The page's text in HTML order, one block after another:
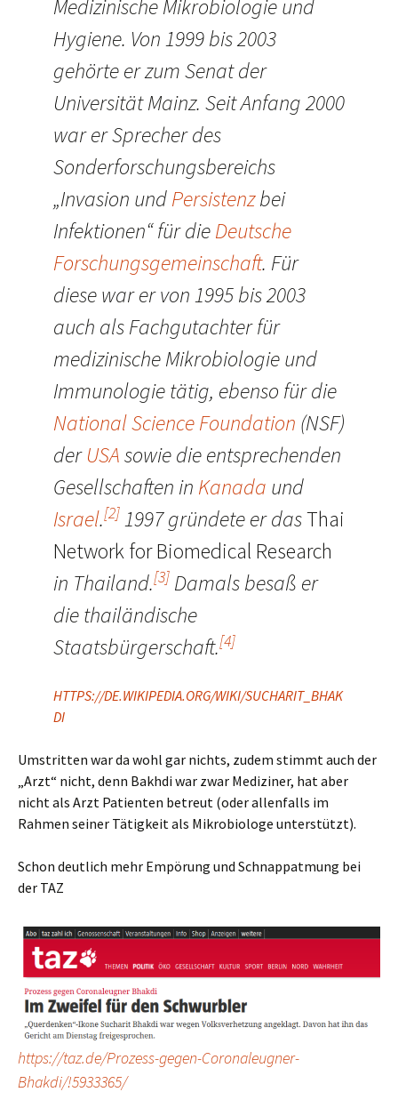
Medizinische Mikrobiologie und
Hygiene. Von 1999 bis 2003
gehörte er zum Senat der
Universität Mainz. Seit Anfang 2000
war er Sprecher des
Sonderforschungsbereichs
„Invasion undPersistenzbei
Infektionen“ für dieDeutsche
Forschungsgemeinschaft. Für
diese war er von 1995 bis 2003
auch als Fachgutachter für
medizinische Mikrobiologie und
Immunologie tätig, ebenso für die
National Science Foundation (NSF)
derUSAsowie die entsprechenden
Gesellschaften in Kanada und
Israel.[2] 1997 gründete er dasThai
Network for Biomedical Research
in Thailand.[3] Damals besaß er
die thailändische
Staatsbürgerschaft.[4]
HTTPS://DE.WIKIPEDIA.ORG/WIKI/SUCHARIT_BHAK
DI
Umstritten war da wohl gar nichts, zudem stimmt auch der
„Arzt“ nicht, denn Bakhdi war zwar Mediziner, hat aber
nicht als Arzt Patienten betreut (oder allenfalls im
Rahmen seiner Tätigkeit als Mikrobiologe unterstützt).
Schon deutlich mehr Empörung und Schnappatmung bei
der TAZ
https://taz.de/Prozess-gegen-Coronaleugner-
Bhakdi/!5933365/